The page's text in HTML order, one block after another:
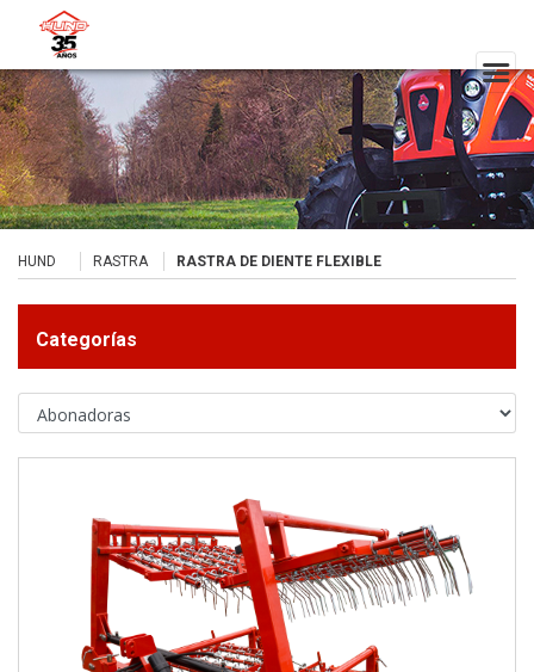
HUND RASTRA RASTRA DE DIENTE FLEXIBLE
Categorías